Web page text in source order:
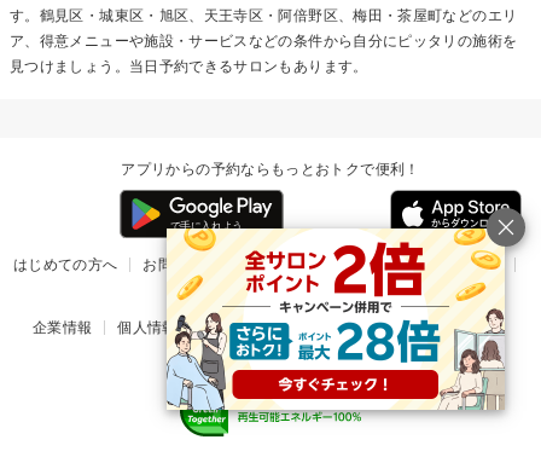
す。鶴見区・城東区・旭区、天王寺区・阿倍野区、梅田・茶屋町などのエリ
ア、得意メニューや施設・サービスなどの条件から自分にピッタリの施術を
見つけましょう。当日予約できるサロンもあります。
アプリからの予約ならもっとおトクで便利！
はじめての方へ お問い合わせ ヘルプ リリース情報
利用規約
掲載ご希望のサロン様
企業情報 個人情報保護方針 楽天のサービス一覧 アプリ一覧
© Rakuten Group, Inc.